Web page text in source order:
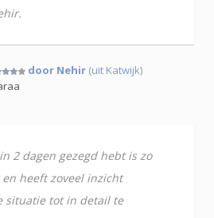
door Nehir (uit Katwijk)
2 dagen gezegd hebt is zo
heeft zoveel inzicht
situatie tot in detail te